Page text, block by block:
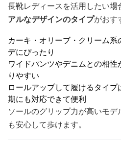
長靴レディースを活用したい場
アルなデザインのタイプがおす
カーキ・オリーブ・クリーム
デにぴったり
ワイドパンツやデニムとの相
りやすい
ロールアップして履けるタイ
期にも対応できて便利
ソールのグリップ力が高いモ
も安心して歩けます。